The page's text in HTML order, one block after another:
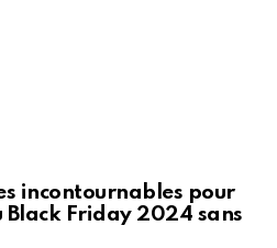
incontournables pour
Black Friday 2024 sans